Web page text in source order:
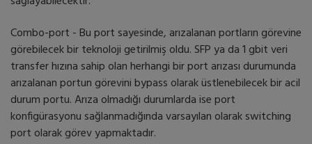
Combo-port - Bu port sayesinde, arızalanan portların görevine
görebilecek bir teknoloji getirilmiş oldu. SFP ya da 1 gbit veri
transfer hızına sahip olan herhangi bir port arızası durumunda
arızalanan portun görevini bypass olarak üstlenebilecek bir acil
durum portu. Arıza olmadığı durumlarda ise port
konfigürasyonu sağlanmadığında varsayılan olarak switching
port olarak görev yapmaktadır.